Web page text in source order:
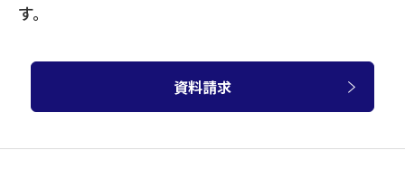
す。
資料請求